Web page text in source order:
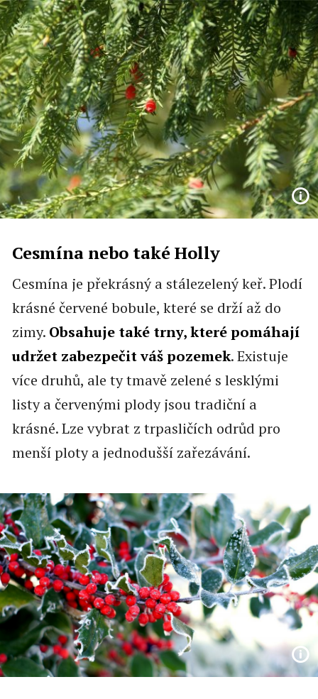
Cesmína nebo také Holly
Cesmína je překrásný a stálezelený keř. Plodí
krásné červené bobule, které se drží až do
zimy. Obsahuje také trny, které pomáhají
udržet zabezpečit váš pozemek. Existuje
více druhů, ale ty tmavě zelené s lesklými
listy a červenými plody jsou tradiční a
krásné. Lze vybrat z trpasličích odrůd pro
menší ploty a jednodušší zařezávání.